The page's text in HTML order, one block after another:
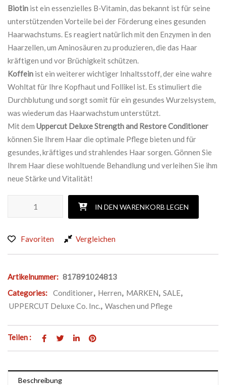
Biotin ist ein essenzielles B-Vitamin, das bekannt ist für seine
unterstützenden Vorteile bei der Förderung eines gesunden
Haarwachstums. Es reagiert natürlich mit den Enzymen in den
Haarzellen, um Aminosäuren zu produzieren, die das Haar
kräftigen und vor Brüchigkeit schützen.
Koffein ist ein weiterer wichtiger Inhaltsstoff, der eine wahre
Wohltat für Ihre Kopfhaut und Follikel ist. Es stimuliert die
Durchblutung und sorgt somit für ein gesundes Wurzelsystem,
was wiederum das Haarwachstum unterstützt.
Mit dem Uppercut Deluxe Strength and Restore Conditioner
können Sie Ihrem Haar die optimale Pflege bieten und für
gesundes, kräftiges und strahlendes Haar sorgen. Gönnen Sie
Ihrem Haar diese wohltuende Behandlung und verleihen Sie ihm
neue Stärke und Vitalität!
UPPERCUT DELUXE STRENGTH UND RESTORE
IN DEN WARENKORB LEGEN
Favoriten Vergleichen
Artikelnummer: 817891024813
Categories:
Conditioner, Herren, MARKEN, SALE,
UPPERCUT Deluxe Co. Inc., Waschen und Pflege
Teilen :
Beschreibung